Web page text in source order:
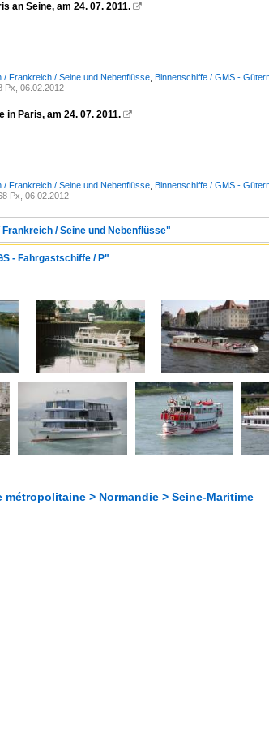
an Seine, am 24. 07. 2011. 
/ Frankreich / Seine und Nebenflüsse Binnenschiffe / GMS -
Px, 06.02.2012
in Paris, am 24. 07. 2011. 
/ Frankreich / Seine und Nebenflüsse Binnenschiffe / GMS -
Px, 06.02.2012
/ Seine und Nebenflüsse"
- Fahrgastschiffe / P"
métropolitaine > Normandie > Seine-Maritime